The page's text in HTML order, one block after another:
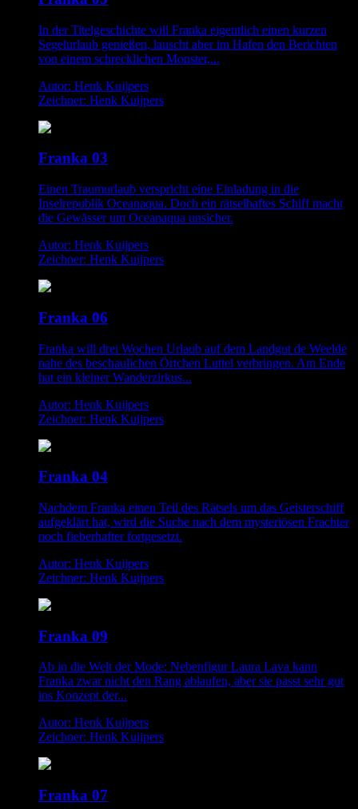
In der Titelgeschichte will Franka eigentlich einen kurzen
Segelurlaub genießen, lauscht aber im Hafen den Berichten
von einem schrecklichen Monster,...
Autor: Henk Kuijpers
Zeichner: Henk Kuijpers
Franka 03
Einen Traumurlaub verspricht eine Einladung in die
Inselrepublik Oceanaqua. Doch ein rätselhaftes Schiff macht
die Gewässer um Oceanaqua unsicher.
Autor: Henk Kuijpers
Zeichner: Henk Kuijpers
Franka 06
Franka will drei Wochen Urlaub auf dem Landgut de Weelde
nahe des beschaulichen Örtchen Luttel verbringen. Am Ende
hat ein kleiner Wanderzirkus...
Autor: Henk Kuijpers
Zeichner: Henk Kuijpers
Franka 04
Nachdem Franka einen Teil des Rätsels um das Geisterschiff
aufgeklärt hat, wird die Suche nach dem mysteriösen Frachter
noch fieberhafter fortgesetzt.
Autor: Henk Kuijpers
Zeichner: Henk Kuijpers
Franka 09
Ab in die Welt der Mode: Nebenfigur Laura Lava kann
Franka zwar nicht den Rang ablaufen, aber sie passt sehr gut
ins Konzept der...
Autor: Henk Kuijpers
Zeichner: Henk Kuijpers
Franka 07